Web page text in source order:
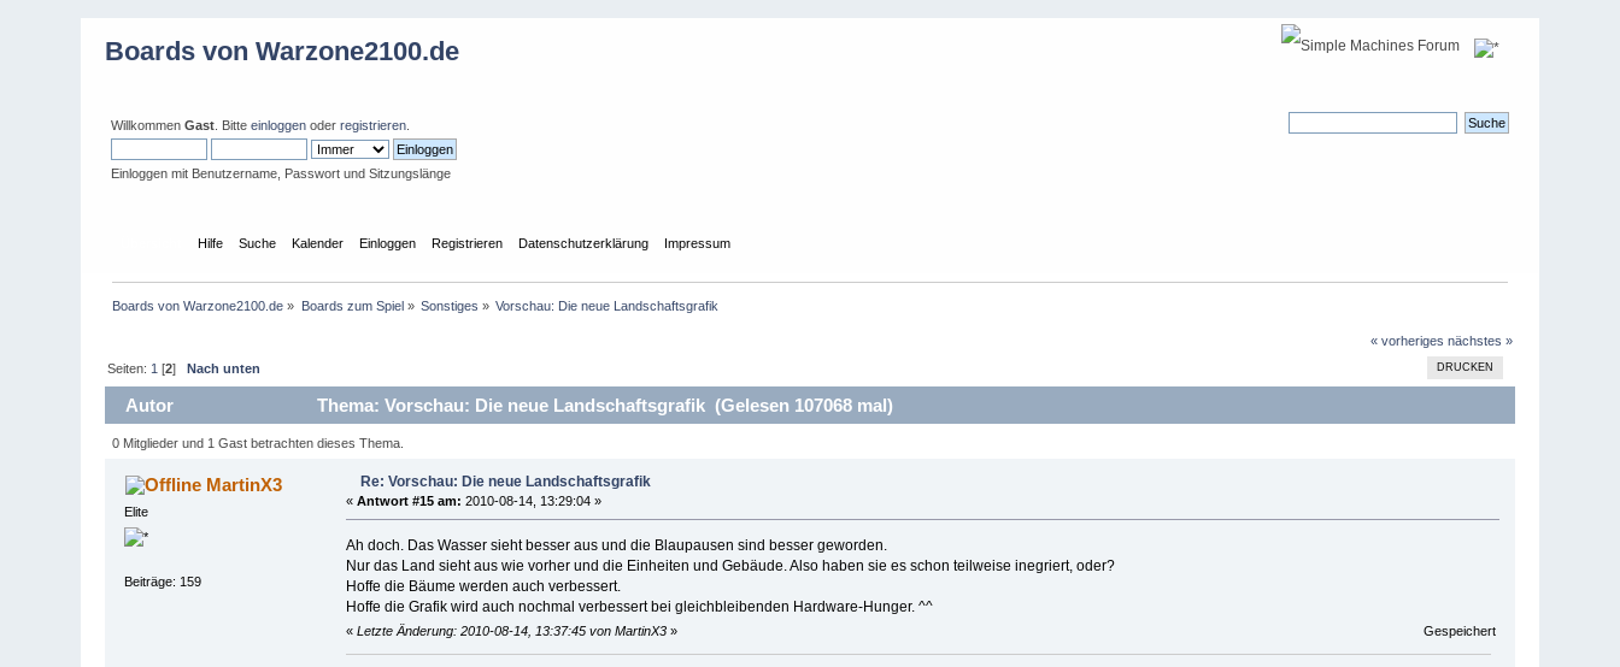
Boards von Warzone2100.de
WillkommenGast . Bitteeinloggen oderregistrieren
Einloggen mit Benutzername, Passwort und Sitzungslänge
Hilfe Suche Kalender Einloggen Registrieren Datenschutzerklärung Impressum
Boards von Warzone2100.de » Boards zum Spiel» Sonstiges » Vorschau: Die neue Landschaftsgrafik
« vorheriges nächstes »
DRUCKEN
Seiten: 1 [2]Nach unten
Autor Thema: Vorschau: Die neue Landschaftsgrafik (Gelesen 107068 mal)
0 Mitglieder und 1 Gast betrachten dieses Thema.
MartinX3
Elite
Beiträge: 159
Re: Vorschau: Die neue Landschaftsgrafik
« Antwort #15 am: 2010-08-14, 13:29:04 »
Ah doch. Das Wasser sieht besser aus und die Blaupausen sind besser geworden.
Nur das Land sieht aus wie vorher und die Einheiten und Gebäude. Also haben sie es schon teilweise inegriert, oder?
Hoffe die Bäume werden auch verbessert.
Hoffe die Grafik wird auch nochmal verbessert bei gleichbleibenden Hardware-Hunger. ^^
« Letzte Änderung: 2010-08-14, 13:37:45 von MartinX3» Gespeichert